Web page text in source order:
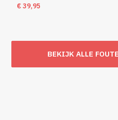
€39,95
BEKIJK ALLE